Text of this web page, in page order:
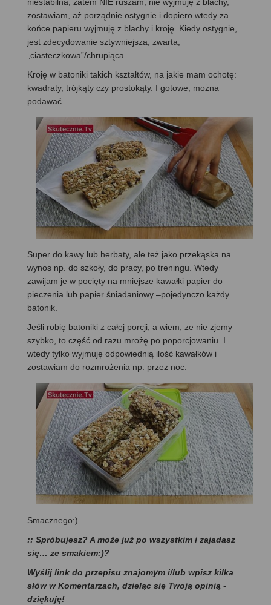
zostawiam, aż porządnie ostygnie i dopiero wtedy za
końce papieru wyjmuję z blachy i kroję. Kiedy ostygnie,
jest zdecydowanie sztywniejsza, zwarta,
„ciasteczkowa”/chrupiąca.
Kroję w batoniki takich kształtów, na jakie mam ochotę:
kwadraty, trójkąty czy prostokąty. I gotowe, można
podawać.
Super do kawy lub herbaty, ale też jako przekąska na
wynos np. do szkoły, do pracy, po treningu. Wtedy
zawijam je w pocięty na mniejsze kawałki papier do
pieczenia lub papier śniadaniowy –pojedynczo każdy
batonik.
Jeśli robię batoniki z całej porcji, a wiem, ze nie zjemy
szybko, to część od razu mrożę po poporcjowaniu. I
wtedy tylko wyjmuję odpowiednią ilość kawałków i
zostawiam do rozmrożenia np. przez noc.
Smacznego:)
:: Spróbujesz? A może już po wszystkim i zajadasz
się… ze smakiem:)?
Wyślij link do przepisu znajomym i/lub wpisz kilka
słów w Komentarzach, dzieląc się Twoją opinią -
dziękuję!